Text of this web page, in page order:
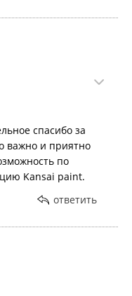
спасибо за
важно и приятно
по
Kansai paint.
ответить